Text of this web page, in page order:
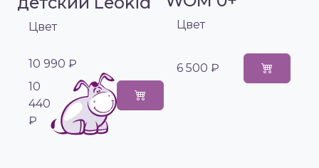
Цвет
10 990 ₽
10
440
₽
Цвет
6 500 ₽